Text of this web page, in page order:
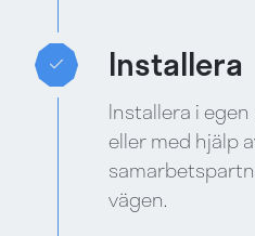
Installera
Installera i
eller med hjälp
vägen.